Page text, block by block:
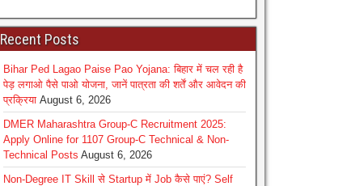
Recent Posts
Bihar Ped Lagao Paise Pao Yojana: बिहार में चल रही है
पेड़ लगाओ पैसे पाओ योजना, जानें पात्रता की शर्तें और आवेदन की
प्रक्रिया August 6, 2026
DMER Maharashtra Group-C Recruitment 2025:
Apply Online for 1107 Group-C Technical & Non-
Technical Posts August 6, 2026
Non-Degree IT Skill से Startup में Job कैसे पाएं? Self